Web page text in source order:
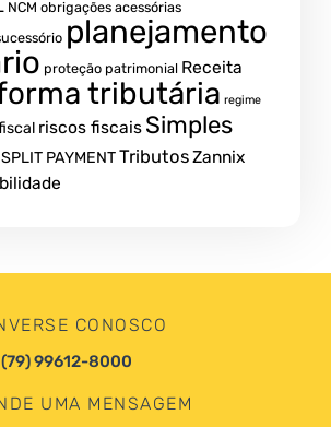
NCM obrigações acessórias
planejamento
proteção patrimonial Receita
tributária regime
riscos fiscais Simples
SPLIT PAYMENTTributosZannix
CONOSCO
99612-8000
UMA MENSAGEM